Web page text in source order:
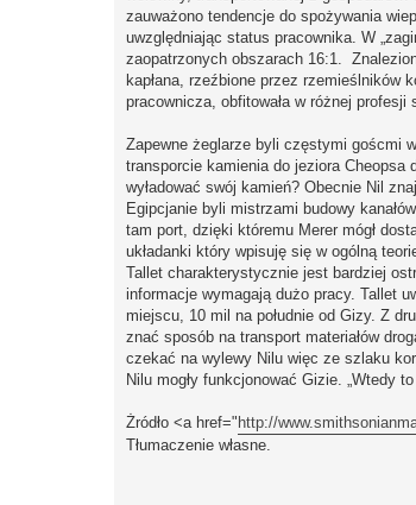
zauważono tendencje do spożywania
uwzględniając status pracownika. W
zaopatrzonych obszarach 16:1.
kapłana, rzeźbione przez rzemieślników
pracownicza, obfitowała w różnej profesji
Zapewne żeglarze byli częstymi goścmi
transporcie kamienia do jeziora Cheopsa
wyładować swój kamień? Obecnie Nil
Egipcjanie byli mistrzami budowy
tam port, dzięki któremu Merer mógł
układanki który wpisuję się w ogólną
Tallet charakterystycznie jest bardziej
informacje wymagają dużo pracy. Tallet
miejscu, 10 mil na południe od Gizy. Z
znać sposób na transport materiałów
czekać na wylewy Nilu więc ze szlaku
Nilu mogły funkcjonować Gizie. „Wtedy
Żródło <a href=" http://
Tłumaczenie własne.